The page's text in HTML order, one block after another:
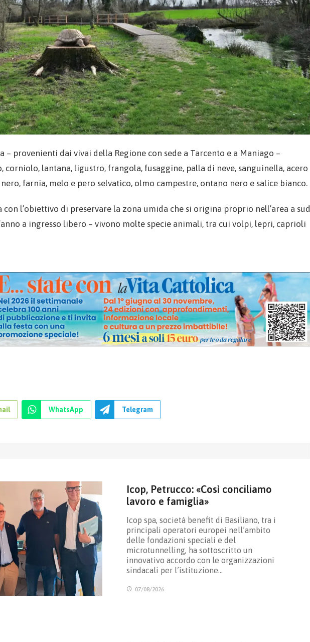
– provenienti dai vivai della Regione con sede a Tarcento e a Maniago –
corniolo, lantana, ligustro, frangola, fusaggine, palla di neve, sanguinella, acero
farnia, melo e pero selvatico, olmo campestre, ontano nero e salice bianco.
con l’obiettivo di preservare la zona umida che si origina proprio nell’area a sud
a ingresso libero – vivono molte specie animali, tra cui volpi, lepri, caprioli
WhatsApp Telegram
Icop, Petrucco: «Così conciliamo
lavoro e famiglia»
Icop spa, società benefit di Basiliano, tra i
principali operatori europei nell’ambito
delle fondazioni speciali e del
microtunnelling, ha sottoscritto un
innovativo accordo con le organizzazioni
sindacali per l’istituzione…
07/08/2026